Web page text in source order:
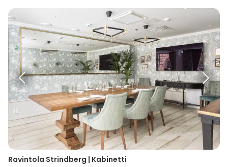
Ravintola Strindberg | Kabinetti